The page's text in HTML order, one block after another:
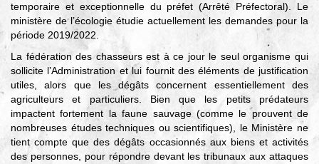
temporaire et exceptionnelle du préfet (Arrêté Préfectoral). Le
ministère de l’écologie étudie actuellement les demandes pour la
période 2019/2022.
La fédération des chasseurs est à ce jour le seul organisme qui
sollicite l’Administration et lui fournit des éléments de justification
utiles, alors que les dégâts concernent essentiellement des
agriculteurs et particuliers. Bien que les petits prédateurs
impactent fortement la faune sauvage (comme le prouvent de
nombreuses études techniques ou scientifiques), le Ministère ne
tient compte que des dégâts occasionnés aux biens et activités
des personnes, pour répondre devant les tribunaux aux attaques